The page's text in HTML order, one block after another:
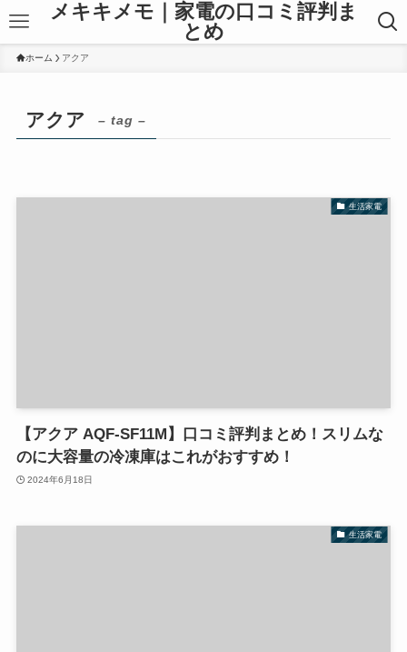
メキキメモ｜家電の口コミ評判ま
とめ
ホーム アクア
アクア – tag –
生活家電
【アクア AQF-SF11M】口コミ評判まとめ！スリムな
のに大容量の冷凍庫はこれがおすすめ！
2024年6月18日
生活家電